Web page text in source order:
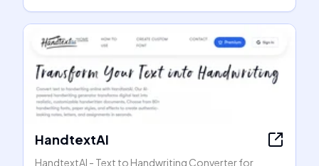
HandtextAI
HandtextAI - Text to Handwriting Converter for